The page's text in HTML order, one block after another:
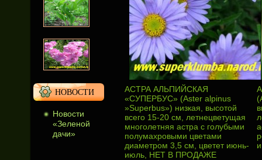
НОВОСТИ
Новости
«Зеленой
дачи»
АСТРА АЛЬПИЙСКАЯ
«СУПЕРБУС» (Aster alpinus
»Superbus») низкая, высотой
всего 15-20 см, летнецветущая
многолетняя астра с голубыми
полумахровыми цветами
диаметром 3,5 см, цветет июнь-
июль, НЕТ В ПРОДАЖЕ